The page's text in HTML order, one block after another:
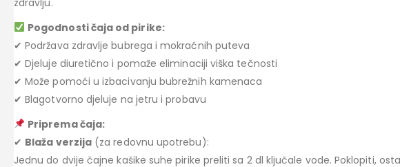
zdravlju.
Pogodnosti čaja od pirike:
✔ Podržava zdravlje bubrega i mokraćnih puteva
✔ Djeluje diuretično i pomaže eliminaciji viška tečnosti
✔ Može pomoći u izbacivanju bubrežnih kamenaca
✔ Blagotvorno djeluje na jetru i probavu
Priprema čaja:
✔ Blaža verzija (za redovnu upotrebu):
Jednu do dvije čajne kašike suhe pirike preliti sa 2 dl ključale vode. Poklopiti,